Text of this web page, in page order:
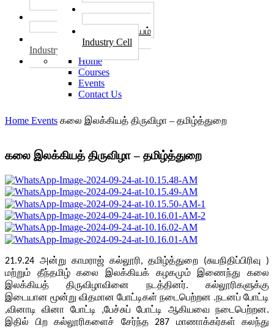
தொழில் மையம்
Industry Cell
START-UPS
வேலைவாய்ப்பு
PLACEMENTS
தொழில் மையம்
Industry Cell
Home
Courses
Events
Contact Us
Home Events கலை இலக்கியத் திருவிழா – தமிழ்த்துறை
கலை இலக்கியத் திருவிழா – தமிழ்த்துறை
21.9.24 அன்று காமராஜ் கல்லூரி, தமிழ்த்துறை (சுயநிதிப்பிரிவு )
மற்றும் தீந்தமிழ் கலை இலக்கியக் கழகமும் இணைந்து கலை
இலக்கியத் திருவிழாவினை நடத்தினர். கல்லூரிகளுக்கு
இடையான மூன்று விதமான போட்டிகள் நடைபெற்றன .நடனப் போட்டி
,வினாடி வினா போட்டி ,பேச்சுப் போட்டி ஆகியவை நடைபெற்றன.
இதில் பிற கல்லூரிகளைச் சேர்ந்த 287 மாணாக்கர்கள் கலந்து